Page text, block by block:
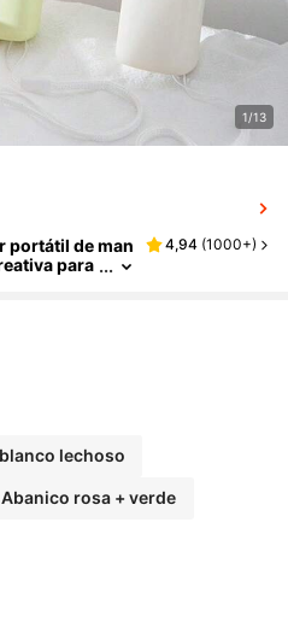
1/13
portátil de man
para
4,94 (1000+)
blanco lechoso
Abanico rosa + verde